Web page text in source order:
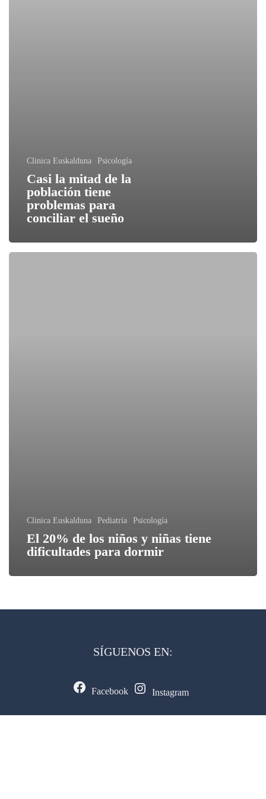
Clinica Euskalduna Psicología
Casi la mitad de la
población tiene
problemas para
conciliar el sueño
Clinica Euskalduna Pediatría Psicología
El 20% de los niños y niñas tiene
dificultades para dormir
SÍGUENOS EN:
Facebook Instagram